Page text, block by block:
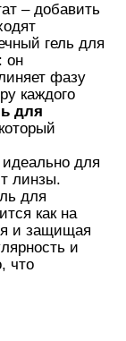
– добавить
гель для
он
фазу
каждого
для
для
линзы.
для
как на
и защищая
и
что